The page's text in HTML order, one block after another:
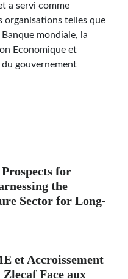
a servi comme
organisations telles que
mondiale, la
Economique et
gouvernement
for
the
Sector for Long-
et Accroissement
Face aux